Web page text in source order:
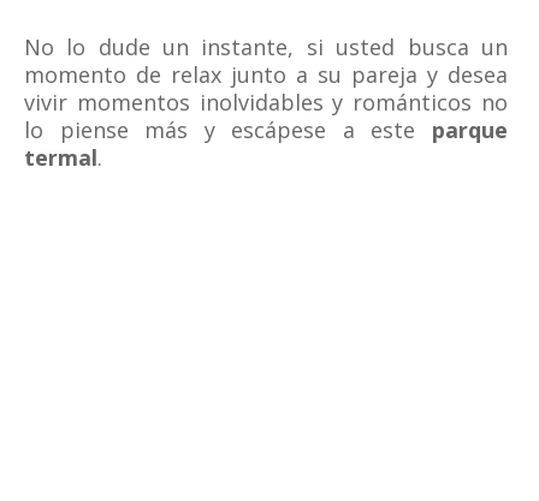
No lo dude un instante, si usted busca un
momento de relax junto a su pareja y desea
vivir momentos inolvidables y románticos no
lo piense más y escápese a este parque
termal.